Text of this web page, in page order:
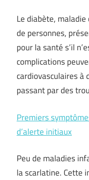
Le diabète,
de personnes,
pour la santé s’il
complications
cardiovasculaires à
passant par des
Premiers
d’alerte initiaux
Peu de maladies
la scarlatine. Cette